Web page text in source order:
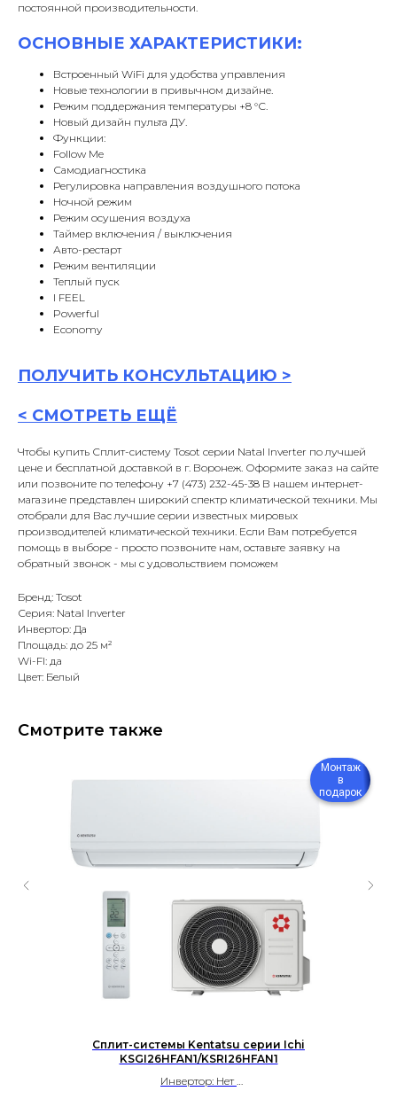
постоянной производительности.
ОСНОВНЫЕ ХАРАКТЕРИСТИКИ:
Встроенный WiFi для удобства управления
Новые технологии в привычном дизайне.
Режим поддержания температуры +8 °С.
Новый дизайн пульта ДУ.
Функции:
Follow Me
Самодиагностика
Регулировка направления воздушного потока
Ночной режим
Режим осушения воздуха
Таймер включения / выключения
Авто-рестарт
Режим вентиляции
Теплый пуск
I FEEL
Powerful
Economy
ПОЛУЧИТЬ КОНСУЛЬТАЦИЮ >
< СМОТРЕТЬ ЕЩЁ
Чтобы купить Сплит-систему Tosot серии Natal Inverter по лучшей
цене и бесплатной доставкой в г. Воронеж. Оформите заказ на сайте
или позвоните по телефону +7 (473) 232-45-38 В нашем интернет-
магазине представлен широкий спектр климатической техники. Мы
отобрали для Вас лучшие серии известных мировых
производителей климатической техники. Если Вам потребуется
помощь в выборе - просто позвоните нам, оставьте заявку на
обратный звонок - мы с удовольствием поможем
Бренд: Tosot
Серия: Natal Inverter
Инвертор: Да
Площадь: до 25 м²
Wi-FI: да
Цвет: Белый
Смотрите также
Монтаж
в
подарок
Сплит-системы Kentatsu серии Ichi
KSGI26HFAN1/KSRI26HFAN1
Инвертор: Нет